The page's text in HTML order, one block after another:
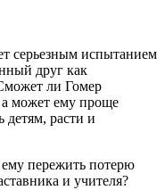
серьезным испытанием
друг как
ли Гомер
может ему проще
детям, расти и
пережить потерю
и учителя?